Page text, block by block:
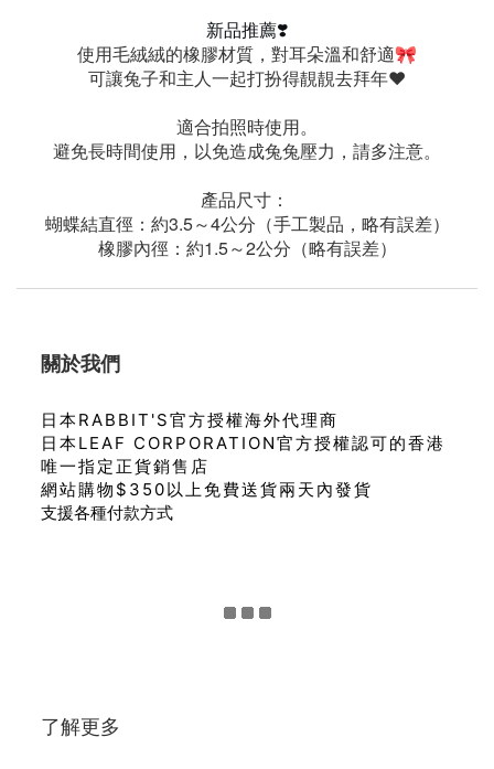
新品推薦⁡❣️
使用毛絨絨的橡膠材質，對耳朵溫和舒適🎀
可讓兔子和主人一起打扮得靚靚去拜年❤
適合拍照時使用。
避免長時間使用，以免造成兔兔壓力，請多注意。
產品尺寸：
蝴蝶結直徑：約3.5～4公分（手工製品，略有誤差）
橡膠內徑：約1.5～2公分（略有誤差）
關於我們
日本RABBIT'S官方授權海外代理商
日本LEAF CORPORATION官方授權認可的香港
唯一指定正貨銷售店
網站購物$350以上免費送貨兩天內發貨
支援各種付款方式
了解更多